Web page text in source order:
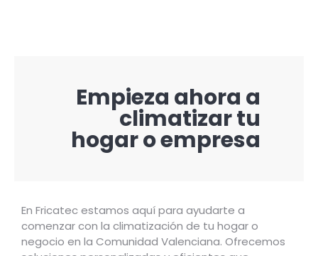
Empieza ahora a
climatizar tu
hogar o empresa
En Fricatec estamos aquí para ayudarte a
comenzar con la climatización de tu hogar o
negocio en la Comunidad Valenciana. Ofrecemos